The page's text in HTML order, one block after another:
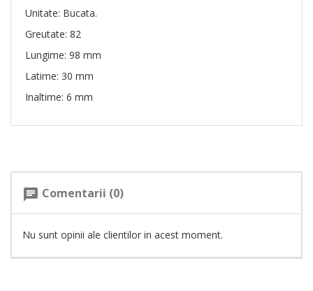
Unitate: Bucata.
Greutate: 82
Lungime: 98 mm
Latime: 30 mm
Inaltime: 6 mm
chat Comentarii (0)
Nu sunt opinii ale clientilor in acest moment.